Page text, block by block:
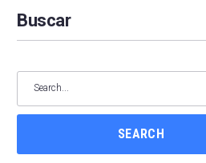
Buscar
SEARCH